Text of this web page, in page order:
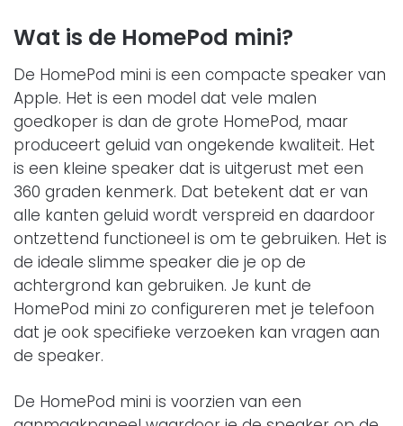
Wat is de HomePod mini?
De HomePod mini is een compacte speaker van
Apple. Het is een model dat vele malen
goedkoper is dan de grote HomePod, maar
produceert geluid van ongekende kwaliteit. Het
is een kleine speaker dat is uitgerust met een
360 graden kenmerk. Dat betekent dat er van
alle kanten geluid wordt verspreid en daardoor
ontzettend functioneel is om te gebruiken. Het is
de ideale slimme speaker die je op de
achtergrond kan gebruiken. Je kunt de
HomePod mini zo configureren met je telefoon
dat je ook specifieke verzoeken kan vragen aan
de speaker.
De HomePod mini is voorzien van een